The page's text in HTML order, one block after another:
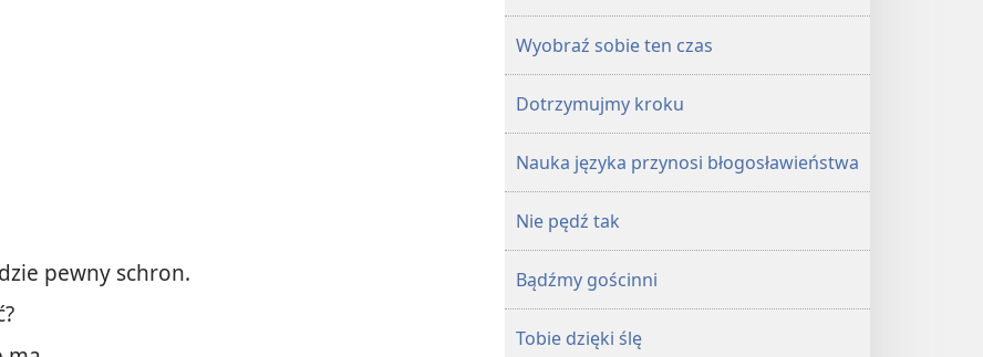
pewny schron.
Wyobraź sobie ten czas
Dotrzymujmy kroku
Nauka języka przynosi błogosławieństwa
Nie pędź tak
Bądźmy gościnni
Tobie dzięki ślę